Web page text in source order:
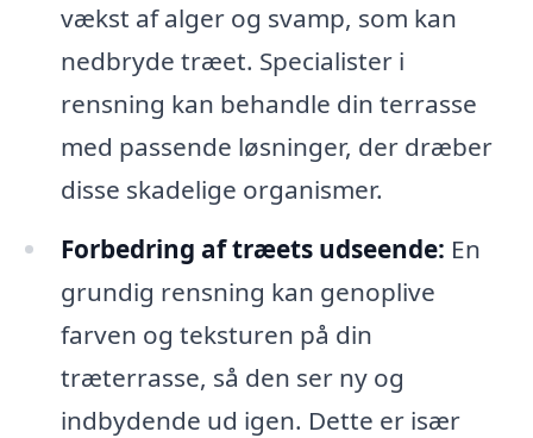
vækst af alger og svamp, som kan
nedbryde træet. Specialister i
rensning kan behandle din terrasse
med passende løsninger, der dræber
disse skadelige organismer.
Forbedring af træets udseende: En
grundig rensning kan genoplive
farven og teksturen på din
træterrasse, så den ser ny og
indbydende ud igen. Dette er især